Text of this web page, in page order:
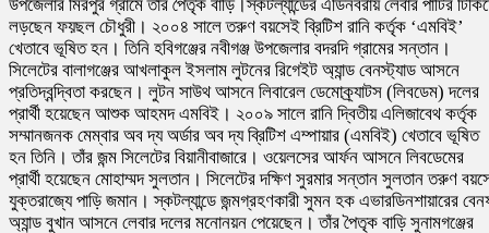
উপজেলার মিরপুর গ্রামে তাঁর পৈতৃক বাড়ি।স্কটল্যান্ডের এডিনবরায় লেবার পার্টির
লড়ছেন ফয়ছল চৌধুরী। ২০০৪ সালে তরুণ বয়সেই ব্রিটিশ রানি কর্তৃক ‘এমবিই’
খেতাবে ভূষিত হন। তিনি হবিগঞ্জের নবীগঞ্জ উপজেলার বদরদি গ্রামের সন্তান।
সিলেটের বালাগঞ্জের আখলাকুল ইসলাম লুটনের রিগেইট অ্যান্ড বেনস্ট্যাড আসনে
প্রতিদ্বন্দ্বিতা করছেন। লুটন সাউথ আসনে লিবারেল ডেমোক্র্যাটস (লিবডেম) দলের
প্রার্থী হয়েছেন আশুক আহমদ এমবিই। ২০০৯ সালে রানি দ্বিতীয় এলিজাবেথ কর্তৃক
সম্মানজনক মেম্বার অব দ্য অর্ডার অব দ্য ব্রিটিশ এম্পায়ার (এমবিই) খেতাবে ভূষিত
হন তিনি। তাঁর জন্ম সিলেটের বিয়ানীবাজারে। ওয়েলসের আর্ফন আসনে লিবডেমের
প্রার্থী হয়েছেন মোহাম্মদ সুলতান। সিলেটের দক্ষিণ সুরমার সন্তান সুলতান তরুণ
যুক্তরাজ্যে পাড়ি জমান। স্কটল্যান্ডে জন্মগ্রহণকারী সুমন হক এভারডিনশায়ারের
অ্যান্ড বুখান আসনে লেবার দলের মনোনয়ন পেয়েছেন। তাঁর পৈতৃক বাড়ি সুনামগঞ্জের